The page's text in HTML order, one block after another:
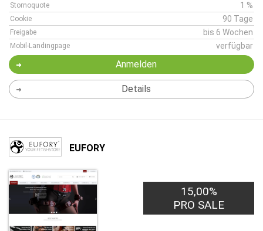
Stornoquote 1 %
Cookie 90 Tage
Freigabe bis 6 Wochen
Mobil-Landingpage verfügbar
Anmelden
Details
EUFORY
15,00%
PRO SALE